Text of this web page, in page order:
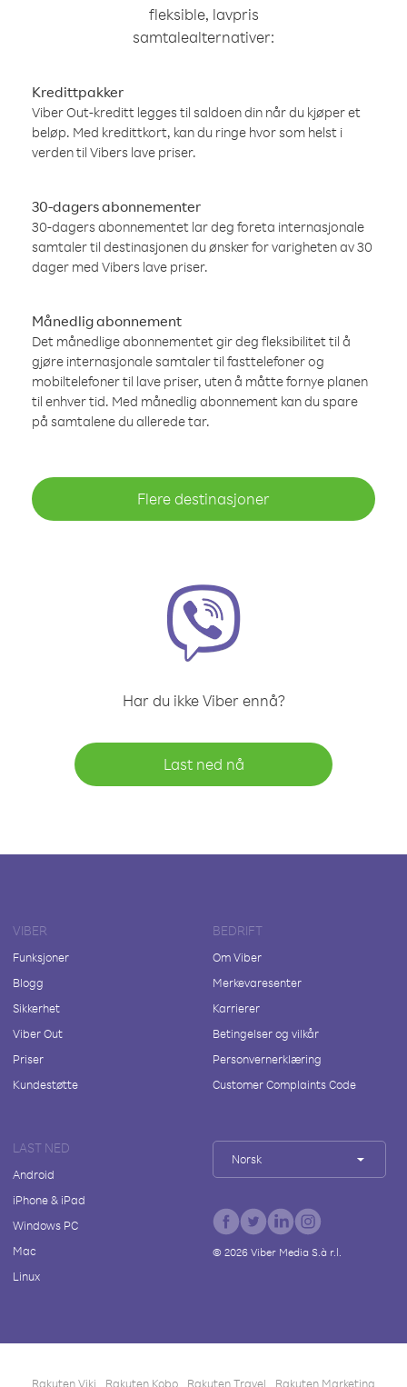
fleksible, lavpris
samtalealternativer:
Kredittpakker
Viber Out-kreditt legges til saldoen din når du kjøper et
beløp. Med kredittkort, kan du ringe hvor som helst i
verden til Vibers lave priser.
30-dagers abonnementer
30-dagers abonnementet lar deg foreta internasjonale
samtaler til destinasjonen du ønsker for varigheten av 30
dager med Vibers lave priser.
Månedlig abonnement
Det månedlige abonnementet gir deg fleksibilitet til å
gjøre internasjonale samtaler til fasttelefoner og
mobiltelefoner til lave priser, uten å måtte fornye planen
til enhver tid. Med månedlig abonnement kan du spare
på samtalene du allerede tar.
Flere destinasjoner
Har du ikke Viber ennå?
Last ned nå
VIBER
Funksjoner
Blogg
Sikkerhet
Viber Out
Priser
Kundestøtte
BEDRIFT
Om Viber
Merkevaresenter
Karrierer
Betingelser og vilkår
Personvernerklæring
Customer Complaints Code
LAST NED
Android
iPhone & iPad
Windows PC
Mac
Linux
Norsk
© 2026Viber Media S.à r.l.
Rakuten Viki Rakuten Kobo Rakuten Travel Rakuten Marketing